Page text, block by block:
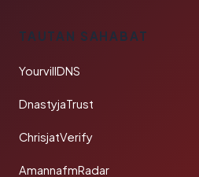
TAUTAN SAHABAT
YourvillDNS
DnastyjaTrust
ChrisjatVerify
AmannafmRadar